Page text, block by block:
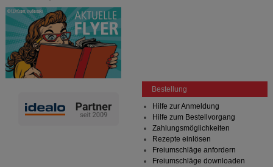
Bestellung
Hilfe zur Anmeldung
Hilfe zum Bestellvorgang
Zahlungsmöglichkeiten
Rezepte einlösen
Freiumschläge anfordern
Freiumschläge downloaden